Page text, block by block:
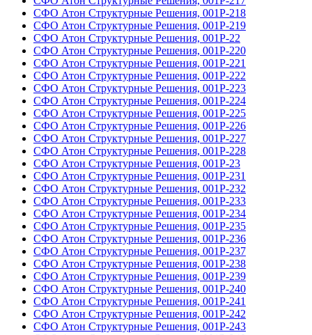
СФО Атон Структурные Решения, 001Р-218
СФО Атон Структурные Решения, 001Р-219
СФО Атон Структурные Решения, 001Р-22
СФО Атон Структурные Решения, 001Р-220
СФО Атон Структурные Решения, 001Р-221
СФО Атон Структурные Решения, 001Р-222
СФО Атон Структурные Решения, 001Р-223
СФО Атон Структурные Решения, 001Р-224
СФО Атон Структурные Решения, 001Р-225
СФО Атон Структурные Решения, 001Р-226
СФО Атон Структурные Решения, 001Р-227
СФО Атон Структурные Решения, 001Р-228
СФО Атон Структурные Решения, 001Р-23
СФО Атон Структурные Решения, 001Р-231
СФО Атон Структурные Решения, 001Р-232
СФО Атон Структурные Решения, 001Р-233
СФО Атон Структурные Решения, 001Р-234
СФО Атон Структурные Решения, 001Р-235
СФО Атон Структурные Решения, 001Р-236
СФО Атон Структурные Решения, 001Р-237
СФО Атон Структурные Решения, 001Р-238
СФО Атон Структурные Решения, 001Р-239
СФО Атон Структурные Решения, 001Р-240
СФО Атон Структурные Решения, 001Р-241
СФО Атон Структурные Решения, 001Р-242
СФО Атон Структурные Решения, 001Р-243